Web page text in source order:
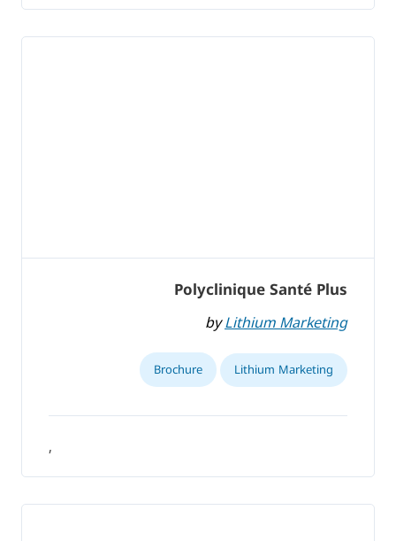
Polyclinique Santé Plus
byLithium Marketing
Lithium Marketing
Brochure
,